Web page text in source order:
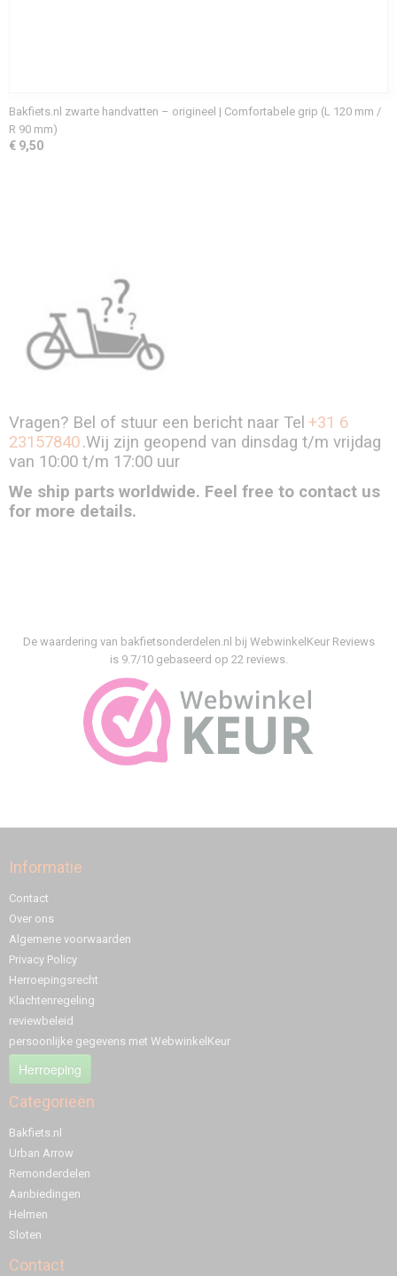
Bakfiets.nl zwarte handvatten – origineel | Comfortabele grip (L 120 mm /
R 90 mm)
€ 9,50
Vragen? Bel of stuur een bericht naar Tel +31 6
23157840.Wij zijn geopend van dinsdag t/m vrijdag
van 10:00 t/m 17:00 uur
We ship parts worldwide. Feel free to contact us
for more details.
De waardering van bakfietsonderdelen.nl bij WebwinkelKeur Reviews
is 9.7/10 gebaseerd op 22 reviews.
Informatie
Contact
Over ons
Algemene voorwaarden
Privacy Policy
Herroepingsrecht
Klachtenregeling
reviewbeleid
persoonlijke gegevens met WebwinkelKeur
Herroeping
Categorieën
Bakfiets.nl
Urban Arrow
Remonderdelen
Aanbiedingen
Helmen
Sloten
Contact